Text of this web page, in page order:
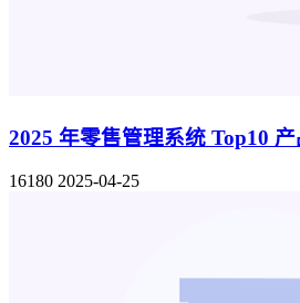
2025 年零售管理系统 Top10
16180 2025-04-25